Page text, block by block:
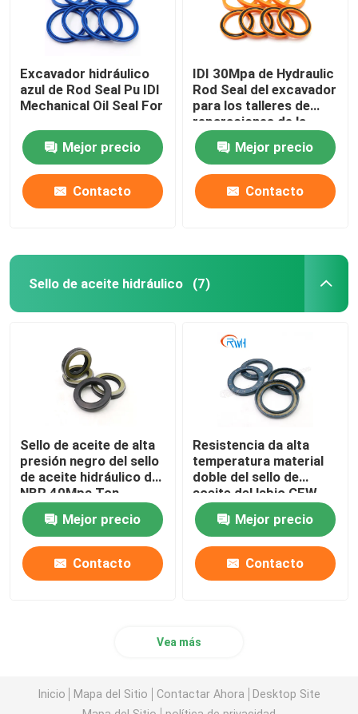
Excavador hidráulico
azul de Rod Seal Pu IDI
Mechanical Oil Seal For
Mejor precio
Contacto
IDI 30Mpa de Hydraulic
Rod Seal del excavador
para los talleres de
reparaciones de la
maquinaria
Mejor precio
Contacto
Sello de aceite hidráulico (7)
Sello de aceite de alta
presión negro del sello
de aceite hidráulico de
NBR 40Mpa Tcn
Mejor precio
Contacto
Resistencia da alta
temperatura material
doble del sello de
aceite del labio CFW
FKM
Mejor precio
Contacto
Vea más
Inicio Mapa del Sitio Contactar Ahora
Desktop Site